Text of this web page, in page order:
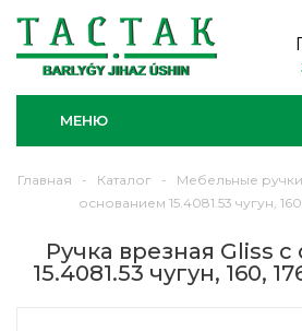
МЕНЮ
Главная - Каталог - Мебельные ручки
основанием 15.4081.53 чугун,
Ручка врезная Gliss с
15.4081.53 чугун, 160,